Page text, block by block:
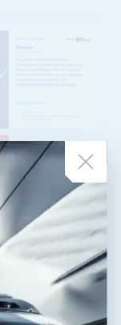
Amper-
reisen. Sind Sie